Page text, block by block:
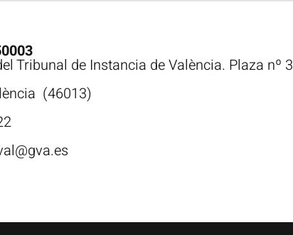
Tribunal de Instancia de València. Plaza nº 3
(46013)